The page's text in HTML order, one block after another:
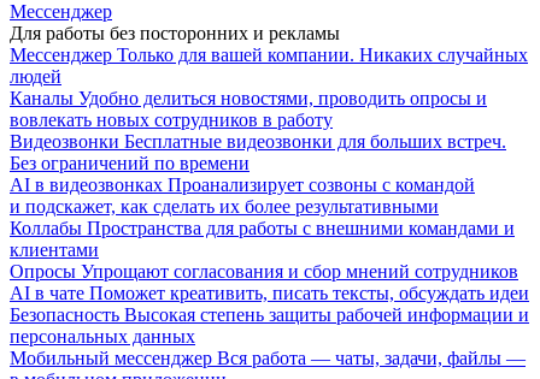
Мессенджер
Для работы без посторонних и рекламы
Мессенджер Только для вашей компании. Никаких случайных
людей
Каналы Удобно делиться новостями, проводить опросы и
вовлекать новых сотрудников в работу
Видеозвонки Бесплатные видеозвонки для больших встреч.
Без ограничений по времени
AI в видеозвонках Проанализирует созвоны с командой
и подскажет, как сделать их более результативными
Коллабы Пространства для работы с внешними командами и
клиентами
Опросы Упрощают согласования и сбор мнений сотрудников
AI в чате Поможет креативить, писать тексты, обсуждать идеи
Безопасность Высокая степень защиты рабочей информации и
персональных данных
Мобильный мессенджер Вся работа — чаты, задачи, файлы —